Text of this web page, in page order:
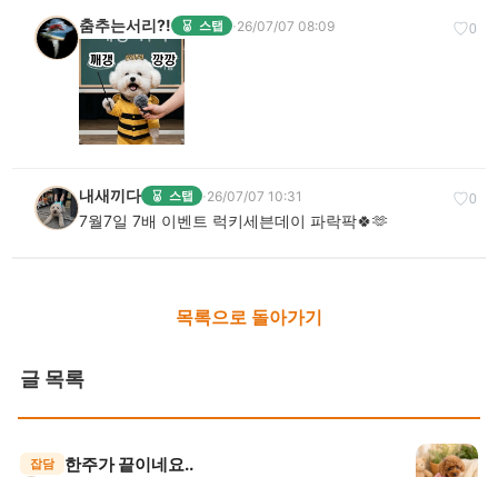
♡0
춤추는서리?! 스탭 ·26/07/07 08:09
♡0
내새끼다 스탭 ·26/07/07 10:31
7월7일 7배 이벤트 럭키세븐데이 파락팍🍀🫶
목록으로 돌아가기
글 목록
잡담 한주가 끝이네요..